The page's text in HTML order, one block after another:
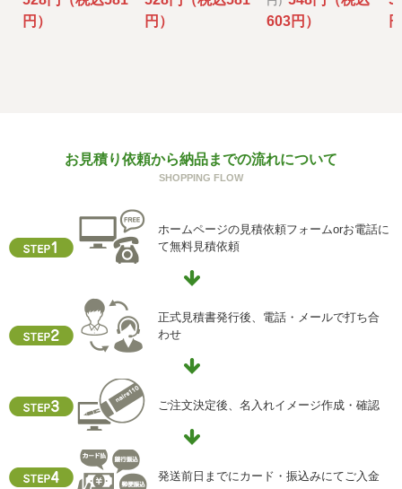
その場合には、当社において最善の考慮を行います。
ご本人からの求めにより、当社が保有する保有個人データ
に関する開示、利用目的の通知、内容の訂正・追加または
供記録の開示(以下、開示等という)に応じます。
開示等に応ずる窓口は、下記「当社の個人情報の取扱いに
関する苦情、相談等の問合せ先」を参照してください。
クッキーやウェブビーコン等を用いるなどして、本人が容
易に認識できない方法による個人情報の取得を行っており
ません。
i) 個人情報保護方針
当社ホームページの個人情報保護方針をご覧下さい
住所 ：大阪市中央区瓦屋町2-13-5
円）
円）
603円）
お見積り依頼から納品までの流れについて
SHOPPING FLOW
ホームページの見積依頼フォームorお電話に
て無料見積依頼
正式見積書発行後、電話・メールで打ち合
わせ
ご注文決定後、名入れイメージ作成・確認
発送前日までにカード・振込みにてご入金